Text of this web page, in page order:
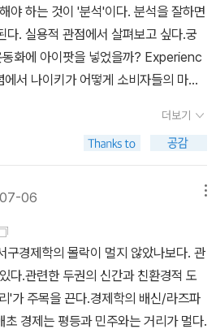
아서 그런 것처럼 파리 중심지에 살지
늘어나면서 유럽인들 역시 교외 지역으
자동차가 스프롤 현상을 일으키는 근
표한 보고서에 따르면 1950년대 이후
거주 지역˝ 에서 지어졌다. 이탈리아만
은 없다. 밀라노를 방문하는 대부분의
당과 인근의 갤러리아 비토리오 에마누
억을 갖고 떠난다. 그러나 디트로이트
밀라노의 도시 중심은 수십만 명의 사
은 수가 자동차 집약적인 교외 지역으
하기 위해서 싸우는 사람들은 그곳에서
과도 싸우고 있다.9. 대규모로 진행되
진될 수 있는 것이다. 대량생산은 주택
’인 이유가 무엇인지를 설명한 걸
학』저자)이라는 찬사를 받았다. 주류
어디서부터 생겨났는지 그 역사를 거
상생활에 어떤 영향을 끼치는지를 설명
도 불구하고 왜 그것이 죽지 않고 살아
승원의 <세계로 떠난 조선의 지식인들
묶을 만하다.3. 철학김형철 교수가 고
화를 신은 소크라테스>(함께읽는책, 2
은 책이지만 '도대체 축구와 철학 사이
끼게 해주는 '이라는 평이다. 게다가 저
범 출신의 젊은 철학교수라고. 축구화
느끼지 않는다면, '진짜' 소크라테스를
른 건 플라톤의 대화편 가운데 <파이
종의 번역본이 나와 있는 성싶다. <
, 2011)에 수록된 <파이드로스>는 짐
싶다.4. 정치/사회강정인 교수가 추천
이 라마에게 무슨 일이 일어났는가?>
로도 중국과 티베트 문제를 다룬 책이
라마의 책은 거의 100권에 육박할 정도
적 현상이어서 현재도 매달 500만 명
의 도시들로 모여들고 있다 한다.‘지구
상하지 않다. 오히려 ‘지구촌’이란 말이
렇듯 도시는 일상적 삶의 지배적 공간
고 있는 이 도시에 대해서, 도시의 역사와
마나 알고 있을까. 여전히 도시는 우리
펴볼 만한 책은 도시경제학자 에드워
해냄, 2011)다. 제목 그대로 저자의
어떻게 인간을 더 풍요롭고 더 행복하
. 어떤 ‘노하우’였던 것인가? 하버드대학
자의 모델은 뉴욕이다. 애초에 뉴욕은
전초기지로 세워졌다. 그러나 18세기
중요한 항구 도시로 부상했다. 19세기
야 하는 것이 '분석'이다. 분석을 잘하면
다. 실용적 관점에서 살펴보고 싶다.궁
화에 아이팟을 넣었을까? Experienc
서 나이키가 어떻게 소비자들의 마음
갈 것인가? 기업과 마찬가지로 개인도
까?문학과 경영의 만남은 생각보다
로 무 자르는 것 같은 정답이 없기 때문
과 지혜가 어우러져야 빛을 발하는 영
문학과 경영을 어떻게ㅁ경영자의 가
하여금 꿈을 꾸게 만드는 것이리라. 사
수 있는 경영자 밑에서 일하는 것은 행
되고 싶고....예전에 지방도시를 고객
도시에서 가장 중요한 것이 인구라는 것
더보기
06
구경제학의 몰락이 멀지 않았나보다. 관
다.관련한 두권의 신간과 친환경적 도
'가 주목을 끈다.경제학의 배신/라즈파
경제는 평등과 민주와는 거리가 멀다.